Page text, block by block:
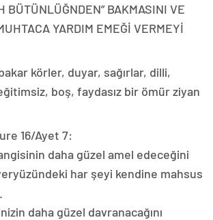
BÜTÜNLÜĞNDEN” BAKMASINI VE
YARDIM EMEĞİ VERMEYİ
körler, duyar, sağırlar, dilli,
boş, faydasız bir ömür ziyan
16/Ayet 7:
daha güzel amel edeceğini
har şeyi kendine mahsus
daha güzel davranacağını